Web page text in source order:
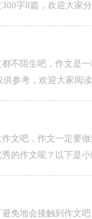
字8篇，欢迎大家
不陌生吧，作文是
参考，欢迎大家阅
文吧，作文一定要
的作文呢？以下是
免地会接触到作文